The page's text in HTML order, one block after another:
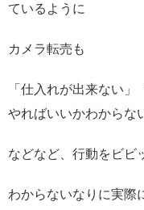
ているように
カメラ転売も
「仕入れが出来ない
やればいいかわからな
などなど、行動をビビ
わからないなりに実際